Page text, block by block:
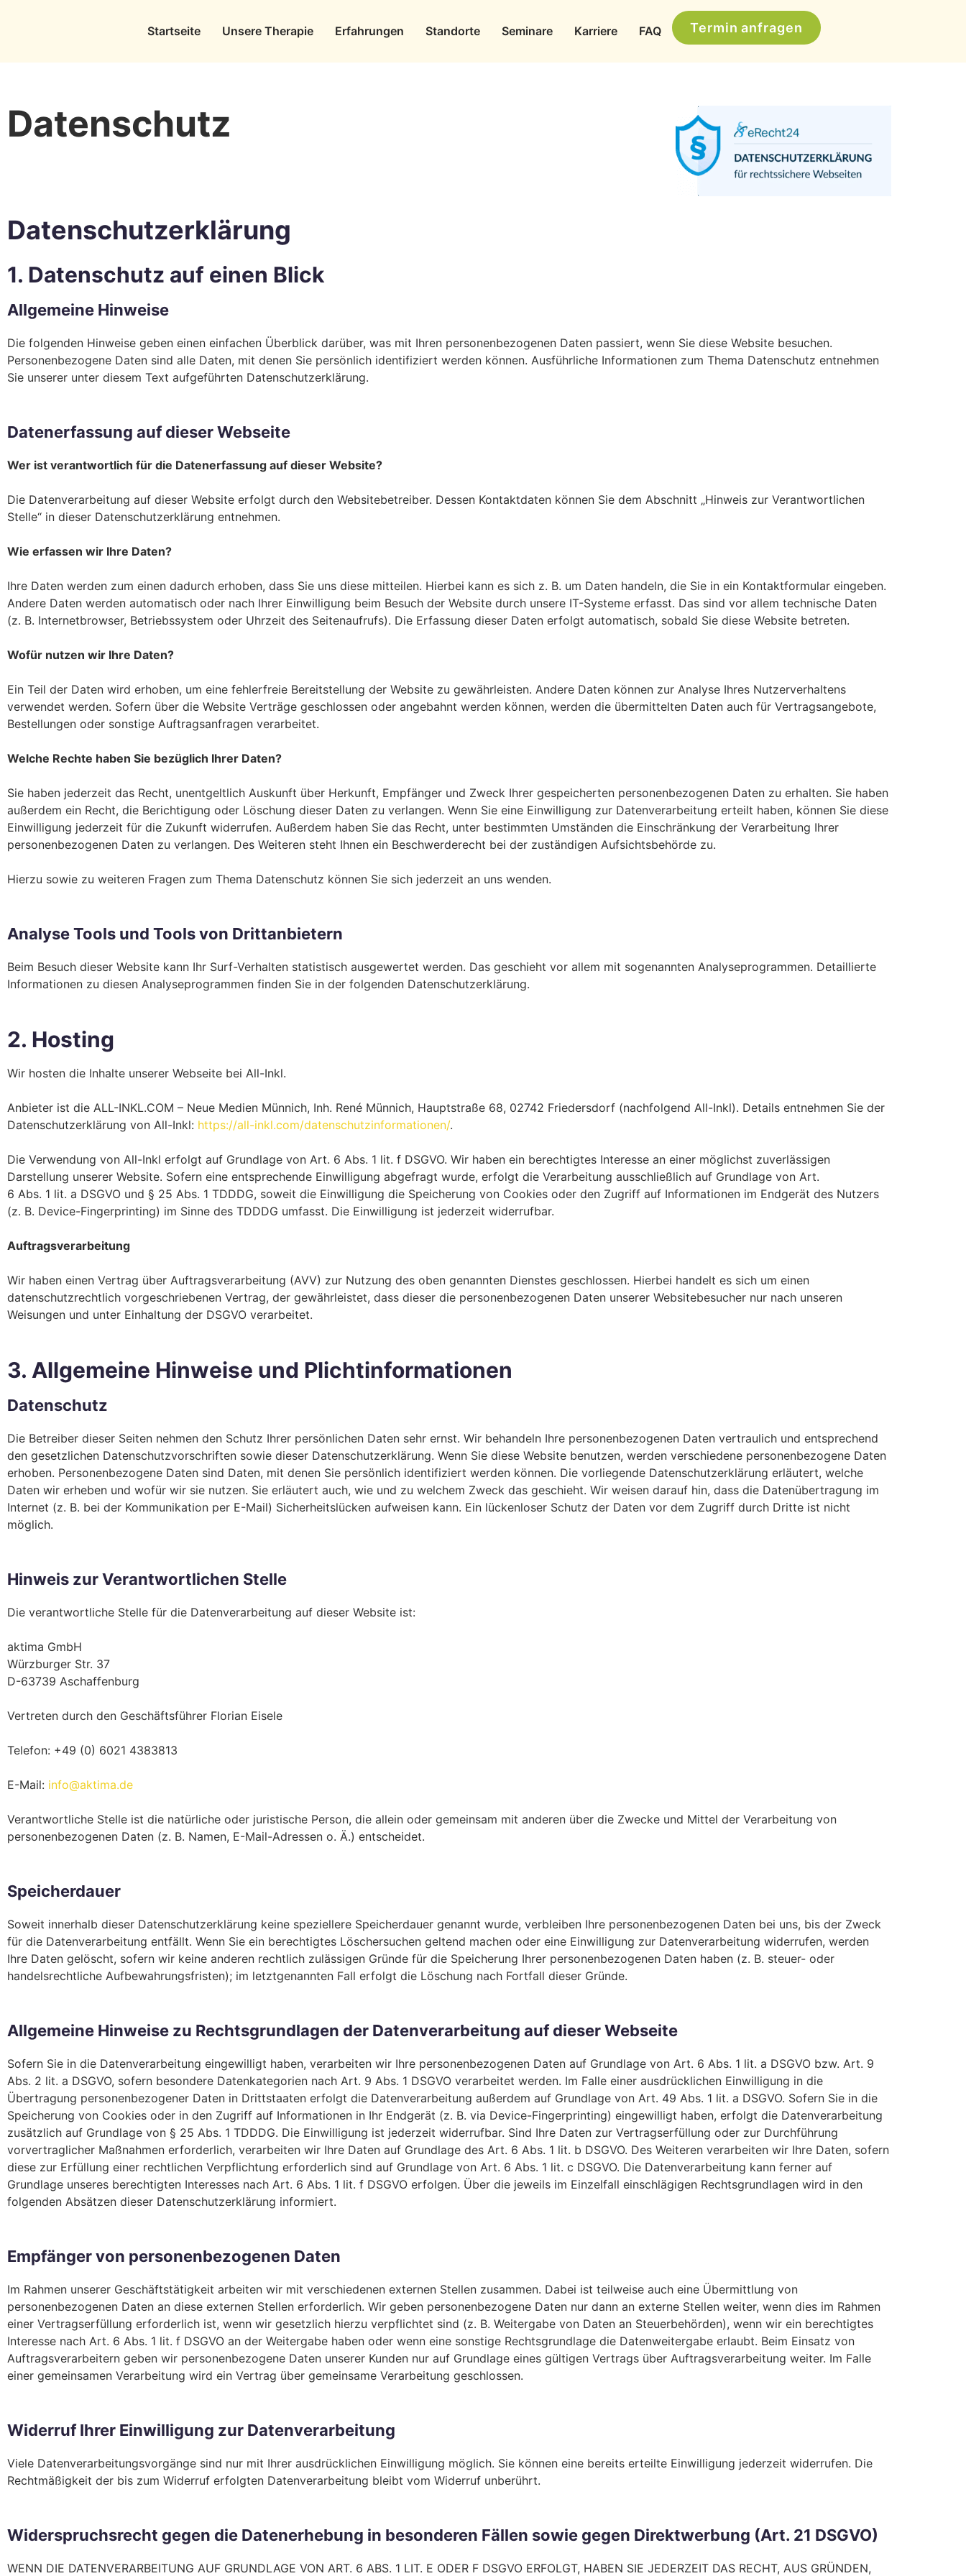
Startseite Unsere Therapie Erfahrungen Standorte Seminare Karriere FAQ Termin anfragen
Datenschutz
Datenschutzerklärung
1. Datenschutz auf einen Blick
Allgemeine Hinweise
Die folgenden Hinweise geben einen einfachen Überblick darüber, was mit Ihren personenbezogenen Daten passiert, wenn Sie diese Website besuchen.
Personenbezogene Daten sind alle Daten, mit denen Sie persönlich identifiziert werden können. Ausführliche Informationen zum Thema Datenschutz entnehmen
Sie unserer unter diesem Text aufgeführten Datenschutzerklärung.
Datenerfassung auf dieser Webseite
Wer ist verantwortlich für die Datenerfassung auf dieser Website?
Die Datenverarbeitung auf dieser Website erfolgt durch den Websitebetreiber. Dessen Kontaktdaten können Sie dem Abschnitt „Hinweis zur Verantwortlichen
Stelle“ in dieser Datenschutzerklärung entnehmen.
Wie erfassen wir Ihre Daten?
Ihre Daten werden zum einen dadurch erhoben, dass Sie uns diese mitteilen. Hierbei kann es sich z. B. um Daten handeln, die Sie in ein Kontaktformular eingeben.
Andere Daten werden automatisch oder nach Ihrer Einwilligung beim Besuch der Website durch unsere IT-Systeme erfasst. Das sind vor allem technische Daten
(z. B. Internetbrowser, Betriebssystem oder Uhrzeit des Seitenaufrufs). Die Erfassung dieser Daten erfolgt automatisch, sobald Sie diese Website betreten.
Wofür nutzen wir Ihre Daten?
Ein Teil der Daten wird erhoben, um eine fehlerfreie Bereitstellung der Website zu gewährleisten. Andere Daten können zur Analyse Ihres Nutzerverhaltens
verwendet werden. Sofern über die Website Verträge geschlossen oder angebahnt werden können, werden die übermittelten Daten auch für Vertragsangebote,
Bestellungen oder sonstige Auftragsanfragen verarbeitet.
Welche Rechte haben Sie bezüglich Ihrer Daten?
Sie haben jederzeit das Recht, unentgeltlich Auskunft über Herkunft, Empfänger und Zweck Ihrer gespeicherten personenbezogenen Daten zu erhalten. Sie haben
außerdem ein Recht, die Berichtigung oder Löschung dieser Daten zu verlangen. Wenn Sie eine Einwilligung zur Datenverarbeitung erteilt haben, können Sie diese
Einwilligung jederzeit für die Zukunft widerrufen. Außerdem haben Sie das Recht, unter bestimmten Umständen die Einschränkung der Verarbeitung Ihrer
personenbezogenen Daten zu verlangen. Des Weiteren steht Ihnen ein Beschwerderecht bei der zuständigen Aufsichtsbehörde zu.
Hierzu sowie zu weiteren Fragen zum Thema Datenschutz können Sie sich jederzeit an uns wenden.
Analyse Tools und Tools von Drittanbietern
Beim Besuch dieser Website kann Ihr Surf-Verhalten statistisch ausgewertet werden. Das geschieht vor allem mit sogenannten Analyseprogrammen. Detaillierte
Informationen zu diesen Analyseprogrammen finden Sie in der folgenden Datenschutzerklärung.
2. Hosting
Wir hosten die Inhalte unserer Webseite bei All-Inkl.
Anbieter ist die ALL-INKL.COM – Neue Medien Münnich, Inh. René Münnich, Hauptstraße 68, 02742 Friedersdorf (nachfolgend All-Inkl). Details entnehmen Sie der
Datenschutzerklärung von All-Inkl: https://all-inkl.com/datenschutzinformationen/.
Die Verwendung von All-Inkl erfolgt auf Grundlage von Art. 6 Abs. 1 lit. f DSGVO. Wir haben ein berechtigtes Interesse an einer möglichst zuverlässigen
Darstellung unserer Website. Sofern eine entsprechende Einwilligung abgefragt wurde, erfolgt die Verarbeitung ausschließlich auf Grundlage von Art.
6 Abs. 1 lit. a DSGVO und § 25 Abs. 1 TDDDG, soweit die Einwilligung die Speicherung von Cookies oder den Zugriff auf Informationen im Endgerät des Nutzers
(z. B. Device-Fingerprinting) im Sinne des TDDDG umfasst. Die Einwilligung ist jederzeit widerrufbar.
Auftragsverarbeitung
Wir haben einen Vertrag über Auftragsverarbeitung (AVV) zur Nutzung des oben genannten Dienstes geschlossen. Hierbei handelt es sich um einen
datenschutzrechtlich vorgeschriebenen Vertrag, der gewährleistet, dass dieser die personenbezogenen Daten unserer Websitebesucher nur nach unseren
Weisungen und unter Einhaltung der DSGVO verarbeitet.
3. Allgemeine Hinweise und Plichtinformationen
Datenschutz
Die Betreiber dieser Seiten nehmen den Schutz Ihrer persönlichen Daten sehr ernst. Wir behandeln Ihre personenbezogenen Daten vertraulich und entsprechend
den gesetzlichen Datenschutzvorschriften sowie dieser Datenschutzerklärung. Wenn Sie diese Website benutzen, werden verschiedene personenbezogene Daten
erhoben. Personenbezogene Daten sind Daten, mit denen Sie persönlich identifiziert werden können. Die vorliegende Datenschutzerklärung erläutert, welche
Daten wir erheben und wofür wir sie nutzen. Sie erläutert auch, wie und zu welchem Zweck das geschieht. Wir weisen darauf hin, dass die Datenübertragung im
Internet (z. B. bei der Kommunikation per E-Mail) Sicherheitslücken aufweisen kann. Ein lückenloser Schutz der Daten vor dem Zugriff durch Dritte ist nicht
möglich.
Hinweis zur Verantwortlichen Stelle
Die verantwortliche Stelle für die Datenverarbeitung auf dieser Website ist:
aktima GmbH
Würzburger Str. 37
D-63739 Aschaffenburg
Vertreten durch den Geschäftsführer Florian Eisele
Telefon: +49 (0) 6021 4383813
E-Mail: info@aktima.de
Verantwortliche Stelle ist die natürliche oder juristische Person, die allein oder gemeinsam mit anderen über die Zwecke und Mittel der Verarbeitung von
personenbezogenen Daten (z. B. Namen, E-Mail-Adressen o. Ä.) entscheidet.
Speicherdauer
Soweit innerhalb dieser Datenschutzerklärung keine speziellere Speicherdauer genannt wurde, verbleiben Ihre personenbezogenen Daten bei uns, bis der Zweck
für die Datenverarbeitung entfällt. Wenn Sie ein berechtigtes Löschersuchen geltend machen oder eine Einwilligung zur Datenverarbeitung widerrufen, werden
Ihre Daten gelöscht, sofern wir keine anderen rechtlich zulässigen Gründe für die Speicherung Ihrer personenbezogenen Daten haben (z. B. steuer- oder
handelsrechtliche Aufbewahrungsfristen); im letztgenannten Fall erfolgt die Löschung nach Fortfall dieser Gründe.
Allgemeine Hinweise zu Rechtsgrundlagen der Datenverarbeitung auf dieser Webseite
Sofern Sie in die Datenverarbeitung eingewilligt haben, verarbeiten wir Ihre personenbezogenen Daten auf Grundlage von Art. 6 Abs. 1 lit. a DSGVO bzw. Art. 9
Abs. 2 lit. a DSGVO, sofern besondere Datenkategorien nach Art. 9 Abs. 1 DSGVO verarbeitet werden. Im Falle einer ausdrücklichen Einwilligung in die
Übertragung personenbezogener Daten in Drittstaaten erfolgt die Datenverarbeitung außerdem auf Grundlage von Art. 49 Abs. 1 lit. a DSGVO. Sofern Sie in die
Speicherung von Cookies oder in den Zugriff auf Informationen in Ihr Endgerät (z. B. via Device-Fingerprinting) eingewilligt haben, erfolgt die Datenverarbeitung
zusätzlich auf Grundlage von § 25 Abs. 1 TDDDG. Die Einwilligung ist jederzeit widerrufbar. Sind Ihre Daten zur Vertragserfüllung oder zur Durchführung
vorvertraglicher Maßnahmen erforderlich, verarbeiten wir Ihre Daten auf Grundlage des Art. 6 Abs. 1 lit. b DSGVO. Des Weiteren verarbeiten wir Ihre Daten, sofern
diese zur Erfüllung einer rechtlichen Verpflichtung erforderlich sind auf Grundlage von Art. 6 Abs. 1 lit. c DSGVO. Die Datenverarbeitung kann ferner auf
Grundlage unseres berechtigten Interesses nach Art. 6 Abs. 1 lit. f DSGVO erfolgen. Über die jeweils im Einzelfall einschlägigen Rechtsgrundlagen wird in den
folgenden Absätzen dieser Datenschutzerklärung informiert.
Empfänger von personenbezogenen Daten
Im Rahmen unserer Geschäftstätigkeit arbeiten wir mit verschiedenen externen Stellen zusammen. Dabei ist teilweise auch eine Übermittlung von
personenbezogenen Daten an diese externen Stellen erforderlich. Wir geben personenbezogene Daten nur dann an externe Stellen weiter, wenn dies im Rahmen
einer Vertragserfüllung erforderlich ist, wenn wir gesetzlich hierzu verpflichtet sind (z. B. Weitergabe von Daten an Steuerbehörden), wenn wir ein berechtigtes
Interesse nach Art. 6 Abs. 1 lit. f DSGVO an der Weitergabe haben oder wenn eine sonstige Rechtsgrundlage die Datenweitergabe erlaubt. Beim Einsatz von
Auftragsverarbeitern geben wir personenbezogene Daten unserer Kunden nur auf Grundlage eines gültigen Vertrags über Auftragsverarbeitung weiter. Im Falle
einer gemeinsamen Verarbeitung wird ein Vertrag über gemeinsame Verarbeitung geschlossen.
Widerruf Ihrer Einwilligung zur Datenverarbeitung
Viele Datenverarbeitungsvorgänge sind nur mit Ihrer ausdrücklichen Einwilligung möglich. Sie können eine bereits erteilte Einwilligung jederzeit widerrufen. Die
Rechtmäßigkeit der bis zum Widerruf erfolgten Datenverarbeitung bleibt vom Widerruf unberührt.
Widerspruchsrecht gegen die Datenerhebung in besonderen Fällen sowie gegen Direktwerbung (Art. 21 DSGVO)
WENN DIE DATENVERARBEITUNG AUF GRUNDLAGE VON ART. 6 ABS. 1 LIT. E ODER F DSGVO ERFOLGT, HABEN SIE JEDERZEIT DAS RECHT, AUS GRÜNDEN,